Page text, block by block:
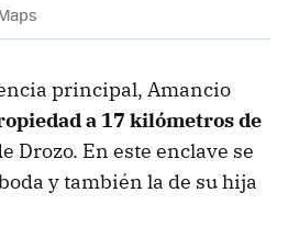
principal, Amancio
a 17 kilómetros de
Drozo. En este enclave se
y también la de su hija